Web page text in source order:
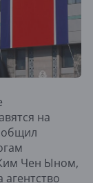
на
Чен Ыном,